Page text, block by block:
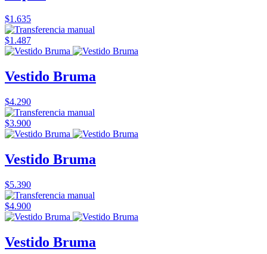
$1.635
$1.487
Vestido Bruma
$4.290
$3.900
Vestido Bruma
$5.390
$4.900
Vestido Bruma